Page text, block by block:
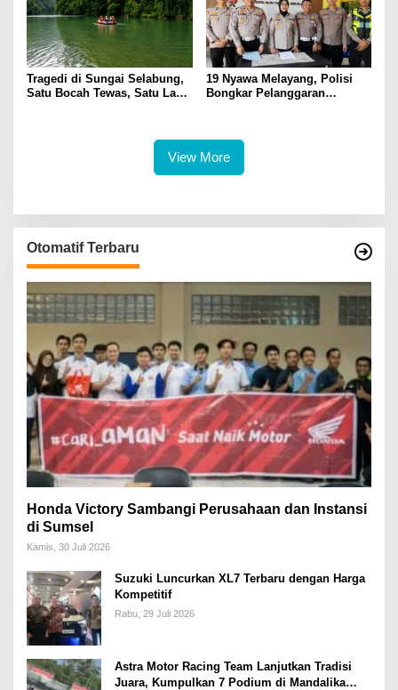
Tragedi di Sungai Selabung,
Satu Bocah Tewas, Satu Lagi
19 Nyawa Melayang, Polisi
Bongkar Pelanggaran
View More
Otomatif Terbaru
Honda Victory Sambangi Perusahaan dan Instansi
di Sumsel
Kamis, 30 Juli 2026
Suzuki Luncurkan XL7 Terbaru dengan Harga
Kompetitif
Rabu, 29 Juli 2026
Astra Motor Racing Team Lanjutkan Tradisi
Juara, Kumpulkan 7 Podium di Mandalika